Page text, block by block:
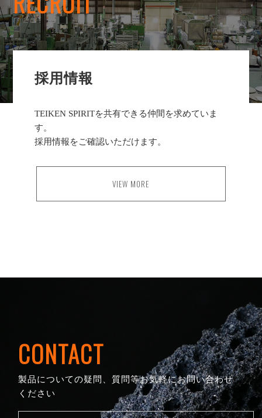
採用情報
TEIKEN SPIRITを共有できる仲間を求めていま
す。
採用情報をご確認いただけます。
VIEW MORE
CONTACT
製品についての疑問、質問等お気軽にお問い合わせ
ください